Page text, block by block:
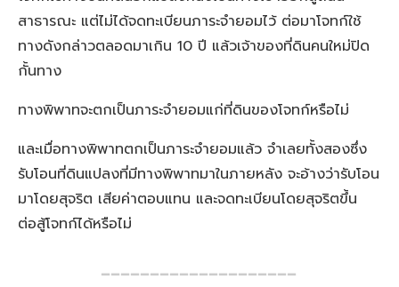
สาธารณะ แต่ไม่ได้จดทะเบียนภาระจำยอมไว้ ต่อมาโจทก์ใช้
ทางดังกล่าวตลอดมาเกิน 10 ปี แล้วเจ้าของที่ดินคนใหม่ปิด
กั้นทาง
ทางพิพาทจะตกเป็นภาระจำยอมแก่ที่ดินของโจทก์หรือไม่
และเมื่อทางพิพาทตกเป็นภาระจำยอมแล้ว จำเลยทั้งสองซึ่ง
รับโอนที่ดินแปลงที่มีทางพิพาทมาในภายหลัง จะอ้างว่ารับโอน
มาโดยสุจริต เสียค่าตอบแทน และจดทะเบียนโดยสุจริตขึ้น
ต่อสู้โจทก์ได้หรือไม่
━━━━━━━━━━━━━━━━━━━━